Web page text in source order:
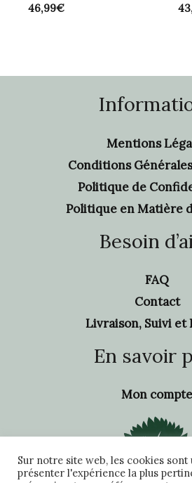
46,99€
Mentions
Conditions
Politique de
Politique en Matière
Besoin
FAQ
Contact
Livraison, Suivi et
En savoir
Mon compte
Sur notre site web, les cookies sont
présenter l'expérience la plus